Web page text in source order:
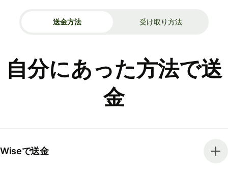
送金方法 受け取り方法
自分にあった方法で送
金
Wiseで送金